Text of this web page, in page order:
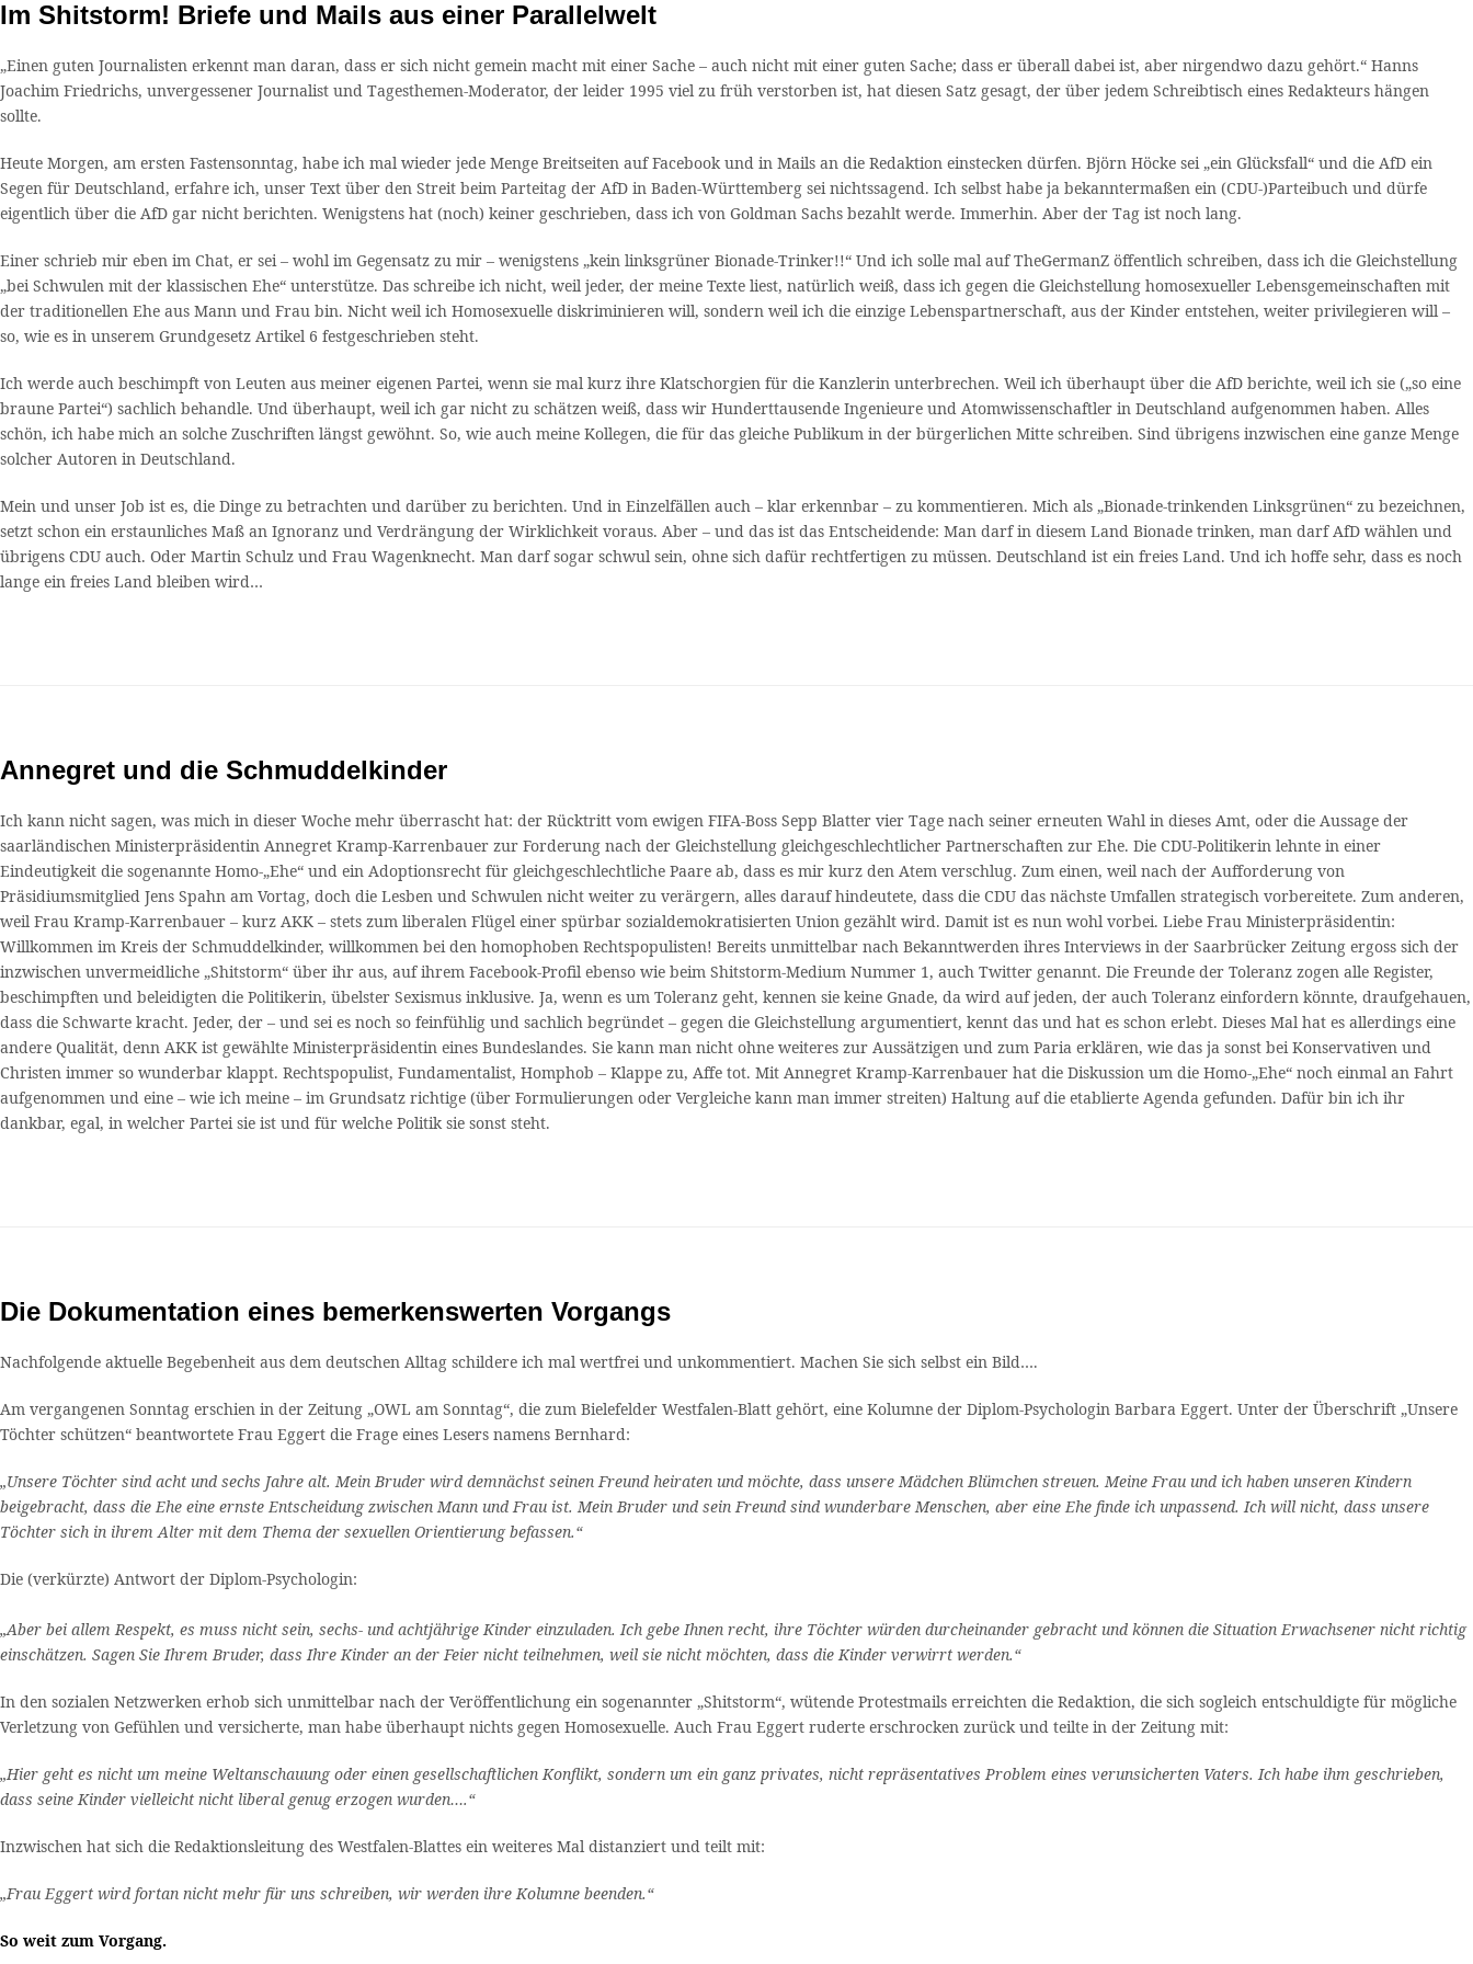
Im Shitstorm! Briefe und Mails aus einer Parallelwelt
„Einen guten Journalisten erkennt man daran, dass er sich nicht gemein macht mit einer Sache – auch nicht mit einer guten Sache; dass er überall dabei ist, aber nirgendwo dazu gehört.“ Hanns
Joachim Friedrichs, unvergessener Journalist und Tagesthemen-Moderator, der leider 1995 viel zu früh verstorben ist, hat diesen Satz gesagt, der über jedem Schreibtisch eines Redakteurs hängen
sollte.
Heute Morgen, am ersten Fastensonntag, habe ich mal wieder jede Menge Breitseiten auf Facebook und in Mails an die Redaktion einstecken dürfen. Björn Höcke sei „ein Glücksfall“ und die AfD ein
Segen für Deutschland, erfahre ich, unser Text über den Streit beim Parteitag der AfD in Baden-Württemberg sei nichtssagend. Ich selbst habe ja bekanntermaßen ein (CDU-)Parteibuch und dürfe
eigentlich über die AfD gar nicht berichten. Wenigstens hat (noch) keiner geschrieben, dass ich von Goldman Sachs bezahlt werde. Immerhin. Aber der Tag ist noch lang.
Einer schrieb mir eben im Chat, er sei – wohl im Gegensatz zu mir – wenigstens „kein linksgrüner Bionade-Trinker!!“ Und ich solle mal auf TheGermanZ öffentlich schreiben, dass ich die Gleichstellung
„bei Schwulen mit der klassischen Ehe“ unterstütze. Das schreibe ich nicht, weil jeder, der meine Texte liest, natürlich weiß, dass ich gegen die Gleichstellung homosexueller Lebensgemeinschaften mit
der traditionellen Ehe aus Mann und Frau bin. Nicht weil ich Homosexuelle diskriminieren will, sondern weil ich die einzige Lebenspartnerschaft, aus der Kinder entstehen, weiter privilegieren will –
so, wie es in unserem Grundgesetz Artikel 6 festgeschrieben steht.
Ich werde auch beschimpft von Leuten aus meiner eigenen Partei, wenn sie mal kurz ihre Klatschorgien für die Kanzlerin unterbrechen. Weil ich überhaupt über die AfD berichte, weil ich sie („so eine
braune Partei“) sachlich behandle. Und überhaupt, weil ich gar nicht zu schätzen weiß, dass wir Hunderttausende Ingenieure und Atomwissenschaftler in Deutschland aufgenommen haben. Alles
schön, ich habe mich an solche Zuschriften längst gewöhnt. So, wie auch meine Kollegen, die für das gleiche Publikum in der bürgerlichen Mitte schreiben. Sind übrigens inzwischen eine ganze Menge
solcher Autoren in Deutschland.
Mein und unser Job ist es, die Dinge zu betrachten und darüber zu berichten. Und in Einzelfällen auch – klar erkennbar – zu kommentieren. Mich als „Bionade-trinkenden Linksgrünen“ zu bezeichnen,
setzt schon ein erstaunliches Maß an Ignoranz und Verdrängung der Wirklichkeit voraus. Aber – und das ist das Entscheidende: Man darf in diesem Land Bionade trinken, man darf AfD wählen und
übrigens CDU auch. Oder Martin Schulz und Frau Wagenknecht. Man darf sogar schwul sein, ohne sich dafür rechtfertigen zu müssen. Deutschland ist ein freies Land. Und ich hoffe sehr, dass es noch
lange ein freies Land bleiben wird…
Annegret und die Schmuddelkinder
Ich kann nicht sagen, was mich in dieser Woche mehr überrascht hat: der Rücktritt vom ewigen FIFA-Boss Sepp Blatter vier Tage nach seiner erneuten Wahl in dieses Amt, oder die Aussage der
saarländischen Ministerpräsidentin Annegret Kramp-Karrenbauer zur Forderung nach der Gleichstellung gleichgeschlechtlicher Partnerschaften zur Ehe. Die CDU-Politikerin lehnte in einer
Eindeutigkeit die sogenannte Homo-„Ehe“ und ein Adoptionsrecht für gleichgeschlechtliche Paare ab, dass es mir kurz den Atem verschlug. Zum einen, weil nach der Aufforderung von
Präsidiumsmitglied Jens Spahn am Vortag, doch die Lesben und Schwulen nicht weiter zu verärgern, alles darauf hindeutete, dass die CDU das nächste Umfallen strategisch vorbereitete. Zum anderen,
weil Frau Kramp-Karrenbauer – kurz AKK – stets zum liberalen Flügel einer spürbar sozialdemokratisierten Union gezählt wird. Damit ist es nun wohl vorbei. Liebe Frau Ministerpräsidentin:
Willkommen im Kreis der Schmuddelkinder, willkommen bei den homophoben Rechtspopulisten! Bereits unmittelbar nach Bekanntwerden ihres Interviews in der Saarbrücker Zeitung ergoss sich der
inzwischen unvermeidliche „Shitstorm“ über ihr aus, auf ihrem Facebook-Profil ebenso wie beim Shitstorm-Medium Nummer 1, auch Twitter genannt. Die Freunde der Toleranz zogen alle Register,
beschimpften und beleidigten die Politikerin, übelster Sexismus inklusive. Ja, wenn es um Toleranz geht, kennen sie keine Gnade, da wird auf jeden, der auch Toleranz einfordern könnte, draufgehauen,
dass die Schwarte kracht. Jeder, der – und sei es noch so feinfühlig und sachlich begründet – gegen die Gleichstellung argumentiert, kennt das und hat es schon erlebt. Dieses Mal hat es allerdings eine
andere Qualität, denn AKK ist gewählte Ministerpräsidentin eines Bundeslandes. Sie kann man nicht ohne weiteres zur Aussätzigen und zum Paria erklären, wie das ja sonst bei Konservativen und
Christen immer so wunderbar klappt. Rechtspopulist, Fundamentalist, Homphob – Klappe zu, Affe tot. Mit Annegret Kramp-Karrenbauer hat die Diskussion um die Homo-„Ehe“ noch einmal an Fahrt
aufgenommen und eine – wie ich meine – im Grundsatz richtige (über Formulierungen oder Vergleiche kann man immer streiten) Haltung auf die etablierte Agenda gefunden. Dafür bin ich ihr
dankbar, egal, in welcher Partei sie ist und für welche Politik sie sonst steht.
Die Dokumentation eines bemerkenswerten Vorgangs
Nachfolgende aktuelle Begebenheit aus dem deutschen Alltag schildere ich mal wertfrei und unkommentiert. Machen Sie sich selbst ein Bild….
Am vergangenen Sonntag erschien in der Zeitung „OWL am Sonntag“, die zum Bielefelder Westfalen-Blatt gehört, eine Kolumne der Diplom-Psychologin Barbara Eggert. Unter der Überschrift „Unsere
Töchter schützen“ beantwortete Frau Eggert die Frage eines Lesers namens Bernhard:
„Unsere Töchter sind acht und sechs Jahre alt. Mein Bruder wird demnächst seinen Freund heiraten und möchte, dass unsere Mädchen Blümchen streuen. Meine Frau und ich haben unseren Kindern
beigebracht, dass die Ehe eine ernste Entscheidung zwischen Mann und Frau ist. Mein Bruder und sein Freund sind wunderbare Menschen, aber eine Ehe finde ich unpassend. Ich will nicht, dass unsere
Töchter sich in ihrem Alter mit dem Thema der sexuellen Orientierung befassen.“
Die (verkürzte) Antwort der Diplom-Psychologin:
„Aber bei allem Respekt, es muss nicht sein, sechs- und achtjährige Kinder einzuladen. Ich gebe Ihnen recht, ihre Töchter würden durcheinander gebracht und können die Situation Erwachsener nicht richtig
einschätzen. Sagen Sie Ihrem Bruder, dass Ihre Kinder an der Feier nicht teilnehmen, weil sie nicht möchten, dass die Kinder verwirrt werden.“
In den sozialen Netzwerken erhob sich unmittelbar nach der Veröffentlichung ein sogenannter „Shitstorm“, wütende Protestmails erreichten die Redaktion, die sich sogleich entschuldigte für mögliche
Verletzung von Gefühlen und versicherte, man habe überhaupt nichts gegen Homosexuelle. Auch Frau Eggert ruderte erschrocken zurück und teilte in der Zeitung mit:
„Hier geht es nicht um meine Weltanschauung oder einen gesellschaftlichen Konflikt, sondern um ein ganz privates, nicht repräsentatives Problem eines verunsicherten Vaters. Ich habe ihm geschrieben,
dass seine Kinder vielleicht nicht liberal genug erzogen wurden….“
Inzwischen hat sich die Redaktionsleitung des Westfalen-Blattes ein weiteres Mal distanziert und teilt mit:
„Frau Eggert wird fortan nicht mehr für uns schreiben, wir werden ihre Kolumne beenden.“
So weit zum Vorgang.